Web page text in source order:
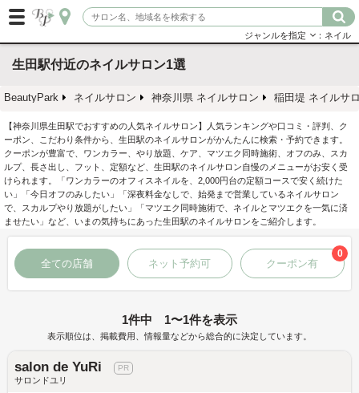
ジャンルを指定 ：ネイル
生田駅付近のネイルサロン1選
BeautyPark ネイルサロン 神奈川県 ネイルサロン 稲田堤 ネイルサ
【神奈川県生田駅でおすすめの人気ネイルサロン】人気ランキングや口コミ・評判、ク
ーポン、こだわり条件から、生田駅のネイルサロンがかんたんに検索・予約できます。
クーポンが豊富で、ワンカラー、やり放題、ケア、マツエク同時施術、オフのみ、スカ
ルプ、長さ出し、フット、定額など、生田駅のネイルサロン自慢のメニューがお安く受
けられます。「ワンカラーのオフィスネイルを、2,000円台の定額コースで安く続けた
い」「今日オフのみしたい」「深夜料金なしで、始発まで営業しているネイルサロン
で、スカルプやり放題がしたい」「マツエク同時施術で、ネイルとマツエクを一気に済
ませたい」など、いまの気持ちにあった生田駅のネイルサロンをご紹介します。
全ての店舗 ネット予約可 クーポン有
0
1件中 1〜1件を表示
表示順位は、掲載費用、情報量などから総合的に決定しています。
salon de YuRi
サロンドユリ